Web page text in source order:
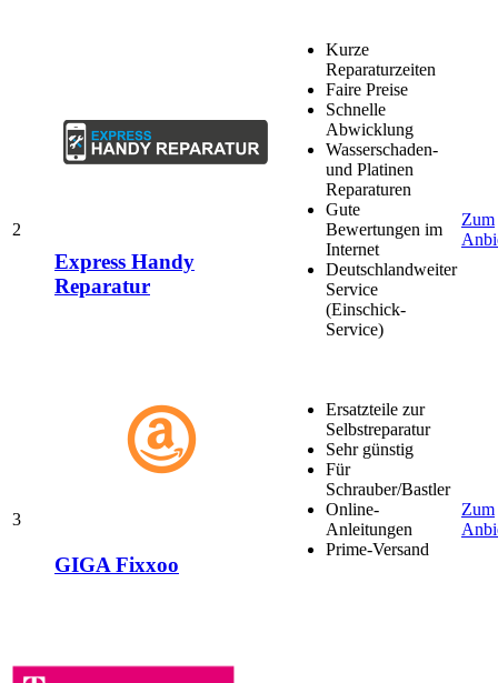
2
Express Handy
Reparatur
Kurze
Reparaturzeiten
Faire Preise
Schnelle
Abwicklung
Wasserschaden-
und Platinen
Reparaturen
Gute
Bewertungen im
Internet
Deutschlandweiter
Service
(Einschick-
Service)
Zum
3
GIGA Fixxoo
Ersatzteile zur
Selbstreparatur
Sehr günstig
Für
Schrauber/Bastler
Online-
Anleitungen
Prime-Versand
Zum